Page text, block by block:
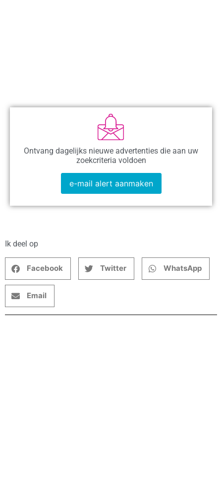
Ontvang dagelijks nieuwe advertenties die aan uw
zoekcriteria voldoen
e-mail alert aanmaken
Ik deel op
Facebook Twitter WhatsApp
Email